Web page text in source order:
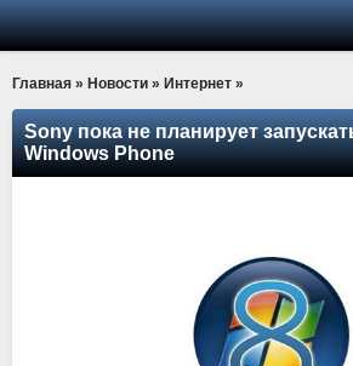
Главная » Новости » Интернет »
Sony пока не планирует
Windows Phone